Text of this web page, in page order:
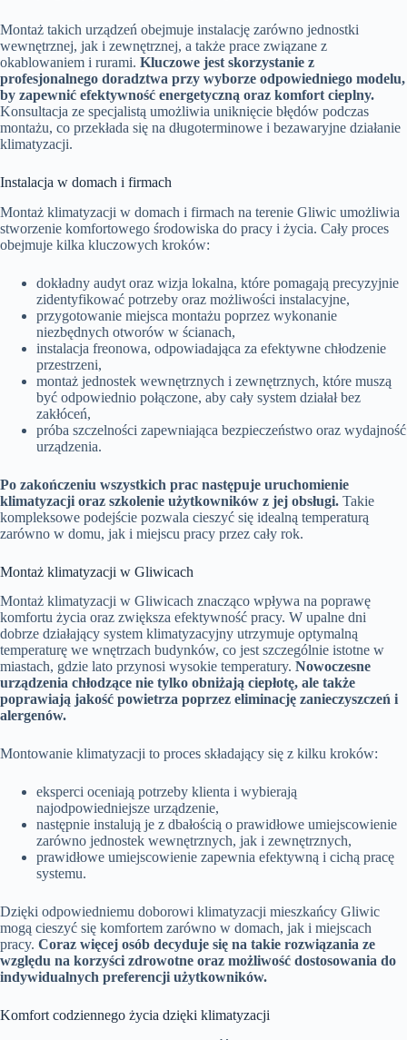
Montaż takich urządzeń obejmuje instalację zarówno jednostki
wewnętrznej, jak i zewnętrznej, a także prace związane z
okablowaniem i rurami. Kluczowe jest skorzystanie z
profesjonalnego doradztwa przy wyborze odpowiedniego modelu,
by zapewnić efektywność energetyczną oraz komfort cieplny.
Konsultacja ze specjalistą umożliwia uniknięcie błędów podczas
montażu, co przekłada się na długoterminowe i bezawaryjne działanie
klimatyzacji.
Instalacja w domach i firmach
Montaż klimatyzacji w domach i firmach na terenie Gliwic umożliwia
stworzenie komfortowego środowiska do pracy i życia. Cały proces
obejmuje kilka kluczowych kroków:
dokładny audyt oraz wizja lokalna, które pomagają precyzyjnie
zidentyfikować potrzeby oraz możliwości instalacyjne,
przygotowanie miejsca montażu poprzez wykonanie
niezbędnych otworów w ścianach,
instalacja freonowa, odpowiadająca za efektywne chłodzenie
przestrzeni,
montaż jednostek wewnętrznych i zewnętrznych, które muszą
być odpowiednio połączone, aby cały system działał bez
zakłóceń,
próba szczelności zapewniająca bezpieczeństwo oraz wydajność
urządzenia.
Po zakończeniu wszystkich prac następuje uruchomienie
klimatyzacji oraz szkolenie użytkowników z jej obsługi. Takie
kompleksowe podejście pozwala cieszyć się idealną temperaturą
zarówno w domu, jak i miejscu pracy przez cały rok.
Montaż klimatyzacji w Gliwicach
Montaż klimatyzacji w Gliwicach znacząco wpływa na poprawę
komfortu życia oraz zwiększa efektywność pracy. W upalne dni
dobrze działający system klimatyzacyjny utrzymuje optymalną
temperaturę we wnętrzach budynków, co jest szczególnie istotne w
miastach, gdzie lato przynosi wysokie temperatury. Nowoczesne
urządzenia chłodzące nie tylko obniżają ciepłotę, ale także
poprawiają jakość powietrza poprzez eliminację zanieczyszczeń i
alergenów.
Montowanie klimatyzacji to proces składający się z kilku kroków:
eksperci oceniają potrzeby klienta i wybierają
najodpowiedniejsze urządzenie,
następnie instalują je z dbałością o prawidłowe umiejscowienie
zarówno jednostek wewnętrznych, jak i zewnętrznych,
prawidłowe umiejscowienie zapewnia efektywną i cichą pracę
systemu.
Dzięki odpowiedniemu doborowi klimatyzacji mieszkańcy Gliwic
mogą cieszyć się komfortem zarówno w domach, jak i miejscach
pracy. Coraz więcej osób decyduje się na takie rozwiązania ze
względu na korzyści zdrowotne oraz możliwość dostosowania do
indywidualnych preferencji użytkowników.
Komfort codziennego życia dzięki klimatyzacji